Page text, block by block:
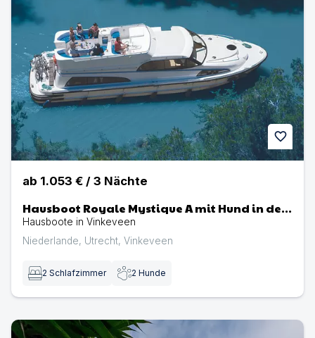
favorite
ab 1.053 € / 3 Nächte
Hausboot Royale Mystique A mit Hund in den
Niederlanden
Hausboote in Vinkeveen
Niederlande, Utrecht, Vinkeveen
2 Schlafzimmer 2 Hunde
N107 Ferienhaus für Familien mit Hunden. Angeln,